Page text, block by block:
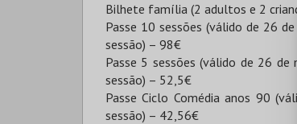
Bilhete família (2 adultos e 2
Passe 10 sessões (válido de 26
sessão) – 98€
Passe 5 sessões (válido de 26
sessão) – 52,5€
Passe Ciclo Comédia anos 90
sessão) – 42,56€